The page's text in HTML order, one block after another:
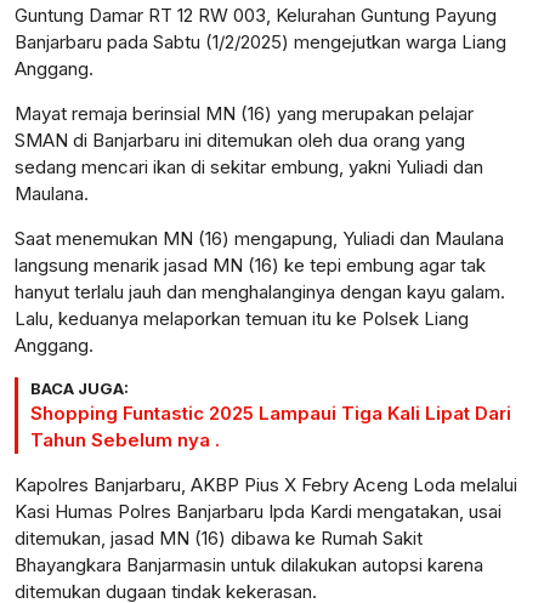
Guntung Damar RT 12 RW 003, Kelurahan Guntung Payung
Banjarbaru pada Sabtu (1/2/2025) mengejutkan warga Liang
Anggang.
Mayat remaja berinsial MN (16) yang merupakan pelajar
SMAN di Banjarbaru ini ditemukan oleh dua orang yang
sedang mencari ikan di sekitar embung, yakni Yuliadi dan
Maulana.
Saat menemukan MN (16) mengapung, Yuliadi dan Maulana
langsung menarik jasad MN (16) ke tepi embung agar tak
hanyut terlalu jauh dan menghalanginya dengan kayu galam.
Lalu, keduanya melaporkan temuan itu ke Polsek Liang
Anggang.
BACA JUGA:
Shopping Funtastic 2025 Lampaui Tiga Kali Lipat Dari
Tahun Sebelum nya .
Kapolres Banjarbaru, AKBP Pius X Febry Aceng Loda melalui
Kasi Humas Polres Banjarbaru Ipda Kardi mengatakan, usai
ditemukan, jasad MN (16) dibawa ke Rumah Sakit
Bhayangkara Banjarmasin untuk dilakukan autopsi karena
ditemukan dugaan tindak kekerasan.